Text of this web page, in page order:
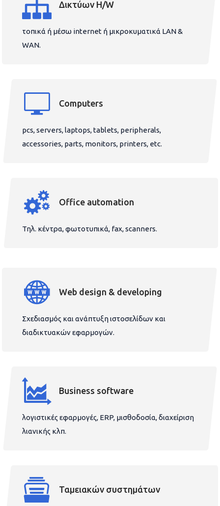
Δικτύων H/W
τοπικά ή μέσω internet ή μικροκυματικά LAN &
WAN.
Computers
pcs, servers, laptops, tablets, peripherals,
accessories, parts, monitors, printers, etc.
Office automation
Τηλ. κέντρα, φωτοτυπικά, fax, scanners.
Web design & developing
Σχεδιασμός και ανάπτυξη ιστοσελίδων και
διαδικτυακών εφαρμογών.
Business software
λογιστικές εφαρμογές, ERP, μισθοδοσία, διαχείριση
λιανικής κλπ.
Ταμειακών συστημάτων